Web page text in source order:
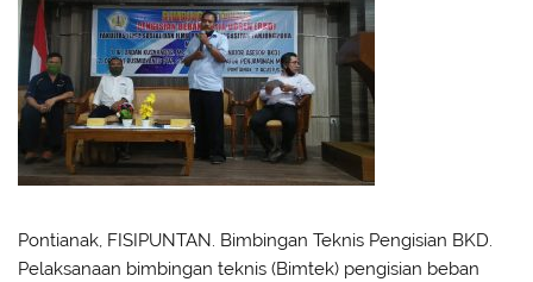
Pontianak, FISIPUNTAN. Bimbingan Teknis Pengisian BKD.
Pelaksanaan bimbingan teknis (Bimtek) pengisian beban